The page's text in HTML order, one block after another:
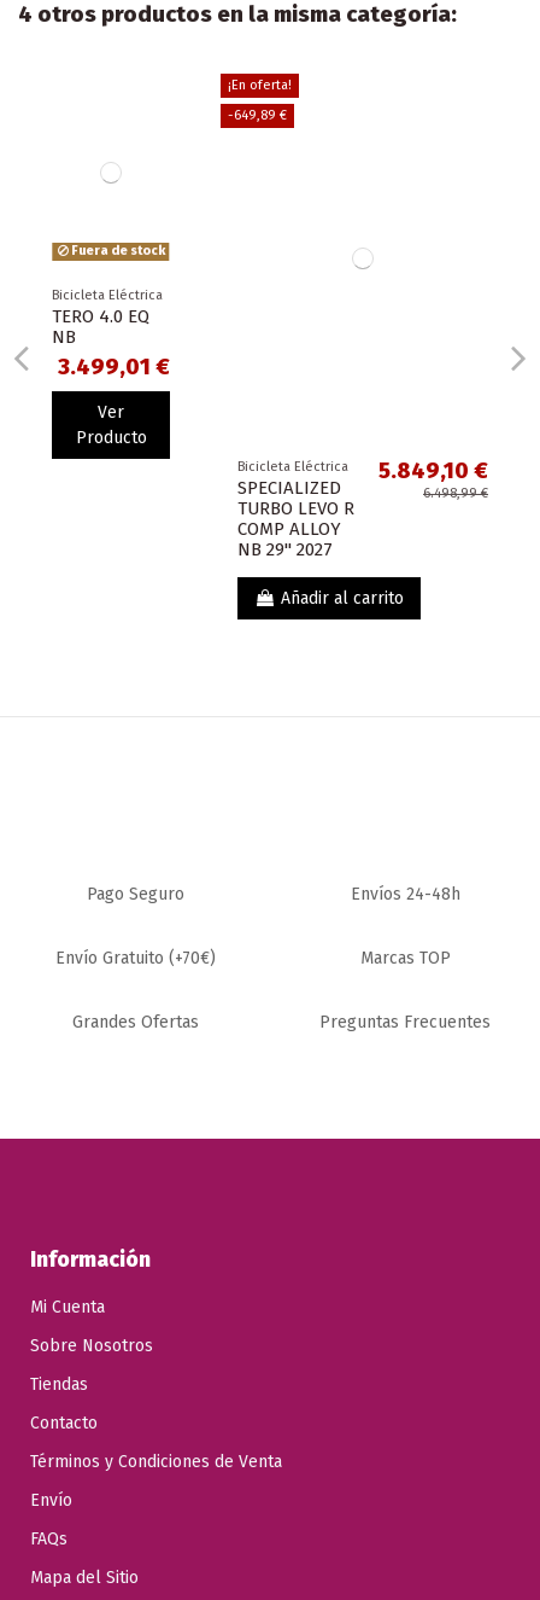
4 otros productos en la misma categoría:
Fuera de stock
Bicicleta Eléctrica
TERO 4.0 EQ
NB
3.499,01 €
Ver
Producto
¡En oferta!
-649,89 €
Bicicleta Eléctrica
SPECIALIZED
TURBO LEVO R
COMP ALLOY
NB 29" 2027
5.849,10 €
6.498,99 €
Añadir al carrito
Bicicleta Eléctrica
COMP ALLOY
Bicicleta Eléctrica 5.899,00 €
Pago Seguro Envíos 24-48h
Envío Gratuito (+70€) Marcas TOP
Grandes Ofertas Preguntas Frecuentes
Información
Mi Cuenta
Sobre Nosotros
Tiendas
Contacto
Términos y Condiciones de Venta
Envío
FAQs
Mapa del Sitio